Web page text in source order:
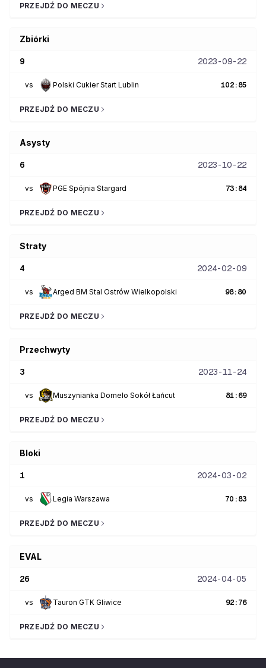
PRZEJDŹ DO MECZU
Zbiórki
9 2023-09-22
vs Polski Cukier Start Lublin 102 : 85
PRZEJDŹ DO MECZU
Asysty
6 2023-10-22
vs PGE Spójnia Stargard 73 : 84
PRZEJDŹ DO MECZU
Straty
4 2024-02-09
vs Arged BM Stal Ostrów Wielkopolski 98: 80
PRZEJDŹ DO MECZU
Przechwyty
3 2023-11-24
vs Muszynianka Domelo Sokół Łańcut 81 : 69
PRZEJDŹ DO MECZU
Bloki
1 2024-03-02
vs Legia Warszawa 70 : 83
PRZEJDŹ DO MECZU
EVAL
26 2024-04-05
vs Tauron GTK Gliwice 92 : 76
PRZEJDŹ DO MECZU